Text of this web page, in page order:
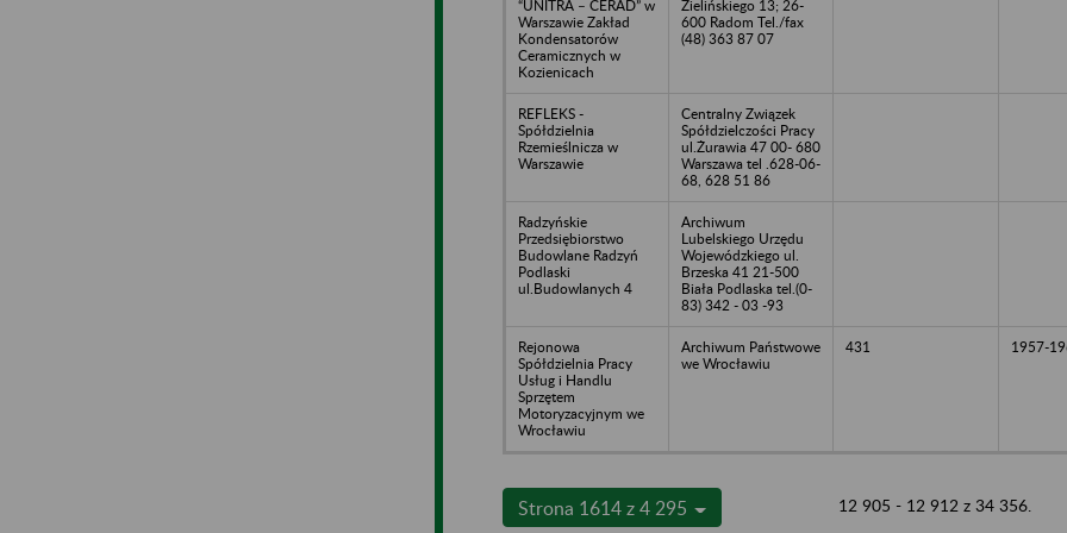
“UNITRA – CERAD” w
Warszawie Zakład
Kondensatorów
Ceramicznych w
Kozienicach
Zielińskiego 13; 26-
600 Radom Tel./fax
(48) 363 87 07
REFLEKS -
Spółdzielnia
Rzemieślnicza w
Warszawie
Centralny Związek
Spółdzielczości Pracy
ul.Żurawia 47 00- 680
Warszawa tel .628-06-
68, 628 51 86
Radzyńskie
Przedsiębiorstwo
Budowlane Radzyń
Podlaski
ul.Budowlanych 4
Archiwum
Lubelskiego Urzędu
Wojewódzkiego ul.
Brzeska 41 21-500
Biała Podlaska tel.(0-
83) 342 - 03 -93
Rejonowa
Spółdzielnia Pracy
Usług i Handlu
Sprzętem
Motoryzacyjnym we
Wrocławiu
Archiwum Państwowe
we Wrocławiu
431 1957-
Strona 1614 z 4 295 12 905 - 12 912 z 34 356.